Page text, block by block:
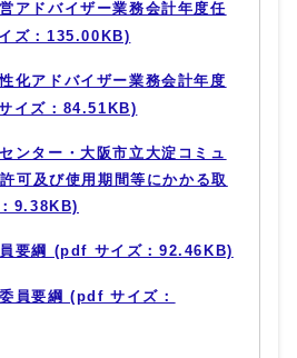
アドバイザー業務会計年度任
ズ：135.00KB)
化アドバイザー業務会計年度
イズ：84.51KB)
ンター・大阪市立大淀コミュ
可及び使用期間等にかかる取
9.38KB)
要綱 (pdf サイズ：92.46KB)
員要綱 (pdf サイズ：